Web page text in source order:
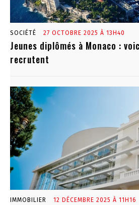
SOCIÉTÉ 27 OCTOBRE 2025 À 13H40
Jeunes diplômés à Monaco :
recrutent
IMMOBILIER 12 DÉCEMBRE 2025 À 11H16